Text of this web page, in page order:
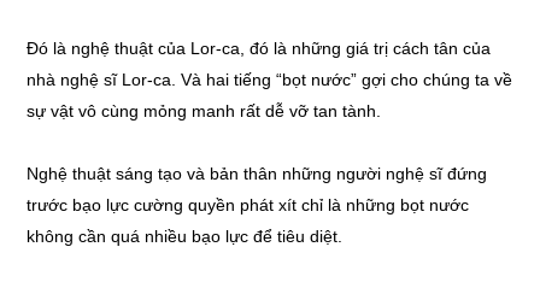
Đó là nghệ thuật của Lor-ca, đó là những giá trị cách tân của
nhà nghệ sĩ Lor-ca. Và hai tiếng “bọt nước” gợi cho chúng ta về
sự vật vô cùng mỏng manh rất dễ vỡ tan tành.
Nghệ thuật sáng tạo và bản thân những người nghệ sĩ đứng
trước bạo lực cường quyền phát xít chỉ là những bọt nước
không cần quá nhiều bạo lực để tiêu diệt.